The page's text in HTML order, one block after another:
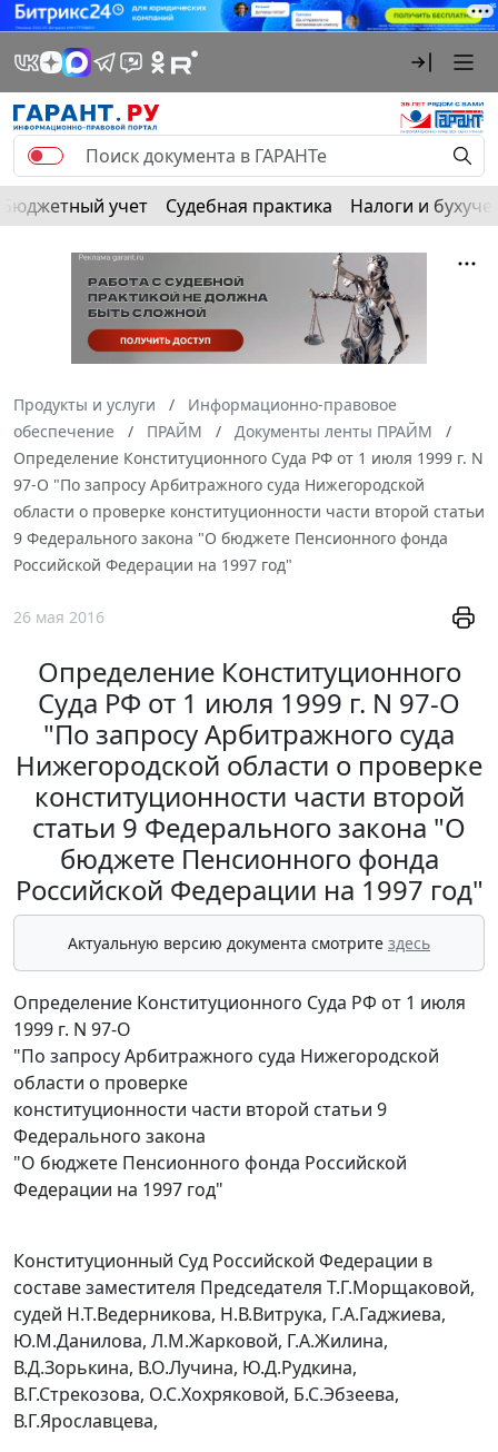
Бюджетный учет Судебная практика Налоги и
Продукты и услуги
Информационно-правовое
обеспечение
ПРАЙМ
Документы ленты ПРАЙМ
Определение Конституционного Суда РФ от 1 июля 1999 г. N
97-О "По запросу Арбитражного суда Нижегородской
области о проверке конституционности части второй статьи
9 Федерального закона "О бюджете Пенсионного фонда
Российской Федерации на 1997 год"
26 мая 2016
Определение Конституционного
Суда РФ от 1 июля 1999 г. N 97-О
"По запросу Арбитражного суда
Нижегородской области о проверке
конституционности части второй
статьи 9 Федерального закона "О
бюджете Пенсионного фонда
Российской Федерации на 1997 год"
Актуальную версию документа смотрите здесь
Определение Конституционного Суда РФ от 1 июля
1999 г. N 97-О
"По запросу Арбитражного суда Нижегородской
области о проверке
конституционности части второй статьи 9
Федерального закона
"О бюджете Пенсионного фонда Российской
Федерации на 1997 год"
Конституционный Суд Российской Федерации в
составе заместителя Председателя Т.Г.Морщаковой,
судей Н.Т.Ведерникова, Н.В.Витрука, Г.А.Гаджиева,
Ю.М.Данилова, Л.М.Жарковой, Г.А.Жилина,
В.Д.Зорькина, В.О.Лучина, Ю.Д.Рудкина,
В.Г.Стрекозова, О.С.Хохряковой, Б.С.Эбзеева,
В.Г.Ярославцева,